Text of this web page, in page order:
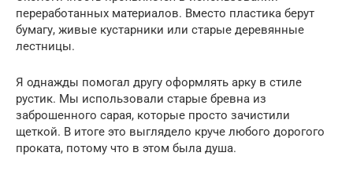
переработанных материалов. Вместо пластика берут
бумагу, живые кустарники или старые деревянные
лестницы.
Я однажды помогал другу оформлять арку в стиле
рустик. Мы использовали старые бревна из
заброшенного сарая, которые просто зачистили
щеткой. В итоге это выглядело круче любого дорогого
проката, потому что в этом была душа.